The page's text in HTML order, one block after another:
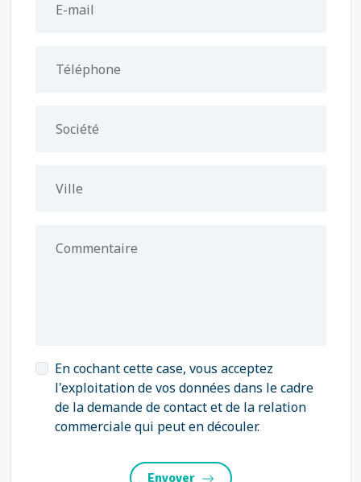
E-mail
Téléphone
Société
Ville
Commentaire
En cochant cette case, vous acceptez
l'exploitation de vos données dans le cadre
de la demande de contact et de la relation
commerciale qui peut en découler.
Envoyer